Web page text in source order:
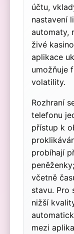
účtu,
nastavení
automaty,
živé
aplikace
umožňuje
volatility.
Rozhraní
telefonu
přístup k
probíhají
včetně
stavu. Pro
nižší
mezi